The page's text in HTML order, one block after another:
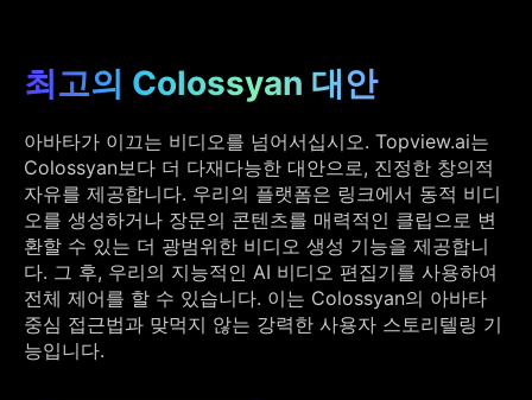
최고의 Colossyan 대안
아바타가 이끄는 비디오를 넘어서십시오. Topview.ai는
Colossyan보다 더 다재다능한 대안으로, 진정한 창의적
자유를 제공합니다. 우리의 플랫폼은 링크에서 동적 비디
오를 생성하거나 장문의 콘텐츠를 매력적인 클립으로 변
환할 수 있는 더 광범위한 비디오 생성 기능을 제공합니
다. 그 후, 우리의 지능적인 AI 비디오 편집기를 사용하여
전체 제어를 할 수 있습니다. 이는 Colossyan의 아바타
중심 접근법과 맞먹지 않는 강력한 사용자 스토리텔링 기
능입니다.